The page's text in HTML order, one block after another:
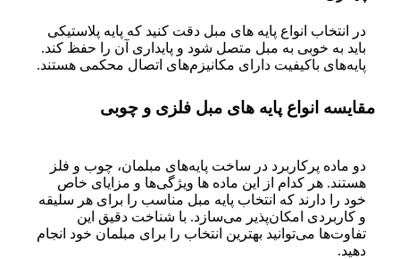
در انتخاب انواع پایه های مبل دقت کنید که پایه پلاستیکی
باید به خوبی به مبل متصل شود و پایداری آن را حفظ کند.
پایه‌های باکیفیت دارای مکانیزم‌های اتصال محکمی هستند.
مقایسه انواع پایه های مبل فلزی و چوبی
دو ماده پرکاربرد در ساخت پایه‌های مبلمان، چوب و فلز
هستند. هر کدام از این ماده ها ویژگی‌ها و مزایای خاص
خود را دارند که انتخاب پایه مبل مناسب را برای هر سلیقه
و کاربردی امکان‌پذیر می‌سازد. با شناخت دقیق این
تفاوت‌ها می‌توانید بهترین انتخاب را برای مبلمان خود انجام
دهید.